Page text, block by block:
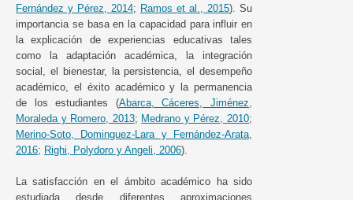
Fernández y Pérez, 2014; Ramos et al., 2015). Su
importancia se basa en la capacidad para influir en
la explicación de experiencias educativas tales
como la adaptación académica, la integración
social, el bienestar, la persistencia, el desempeño
académico, el éxito académico y la permanencia
de los estudiantes (Abarca, Cáceres, Jiménez,
Moraleda y Romero, 2013; Medrano y Pérez, 2010;
Merino-Soto, Dominguez-Lara y Fernández-Arata,
2016; Righi, Polydoro y Angeli, 2006).
La satisfacción en el ámbito académico ha sido
estudiada desde diferentes aproximaciones